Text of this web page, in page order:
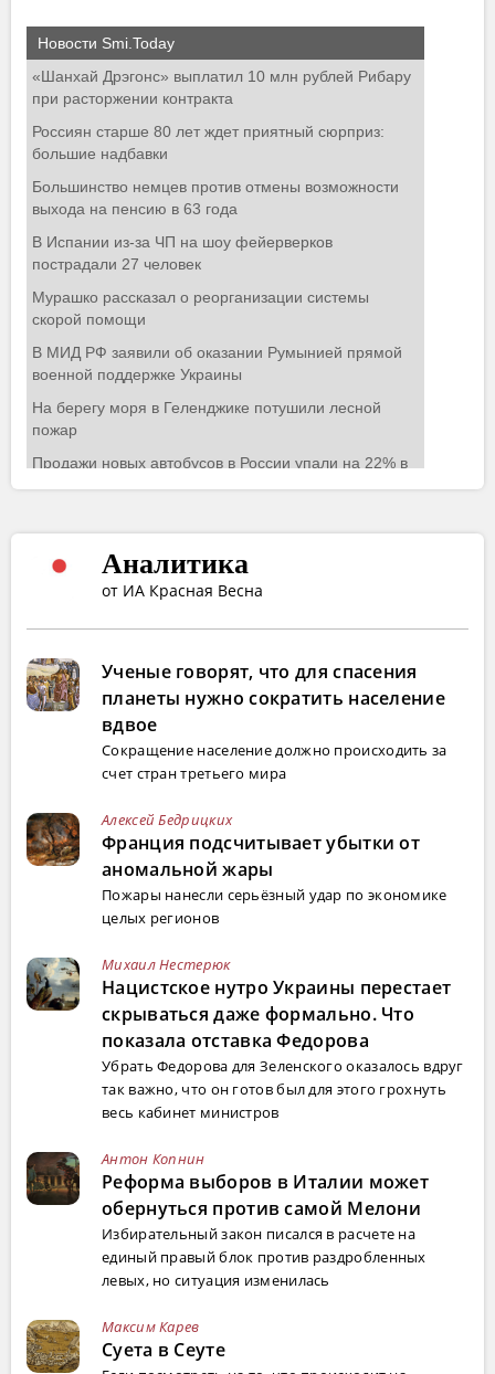
Аналитика
от ИА Красная Весна
Ученые говорят, что для спасения
планеты нужно сократить население
вдвое
Сокращение население должно происходить за
счет стран третьего мира
Алексей Бедрицких
Франция подсчитывает убытки от
аномальной жары
Пожары нанесли серьёзный удар по экономике
целых регионов
Михаил Нестерюк
Нацистское нутро Украины перестает
скрываться даже формально. Что
показала отставка Федорова
Убрать Федорова для Зеленского оказалось вдруг
так важно, что он готов был для этого грохнуть
весь кабинет министров
Антон Копнин
Реформа выборов в Италии может
обернуться против самой Мелони
Избирательный закон писался в расчете на
единый правый блок против раздробленных
левых, но ситуация изменилась
Максим Карев
Суета в Сеуте